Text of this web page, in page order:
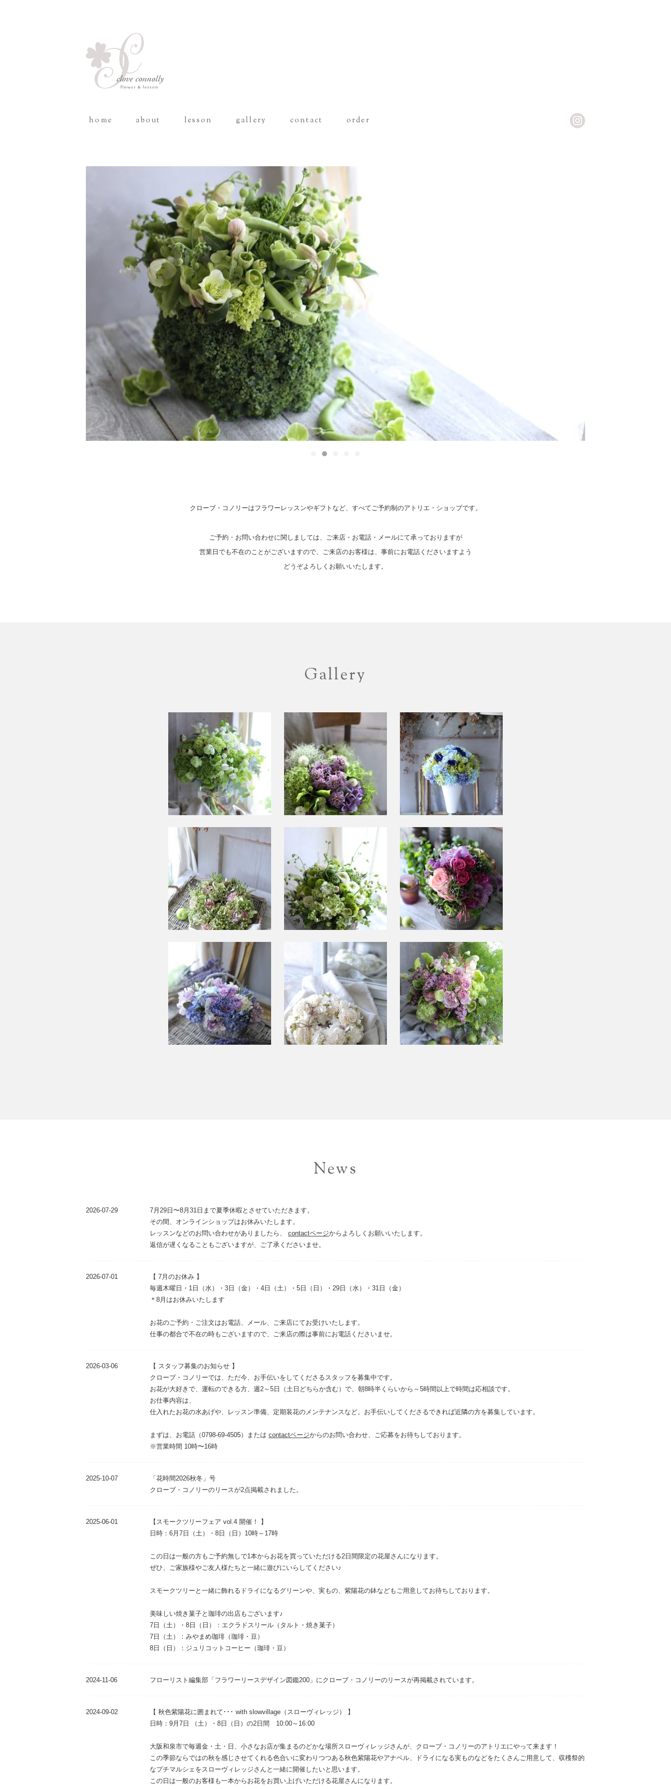
home about lesson gallery contact order
クローブ・コノリーはフラワーレッスンやギフトなど、すべてご予約制のアトリエ・ショップです。
ご予約・お問い合わせに関しましては、ご来店・お電話・メールにて承っておりますが
営業日でも不在のことがございますので、ご来店のお客様は、事前にお電話くださいますよう
どうぞよろしくお願いいたします。
Gallery
News
2026-07-29
7月29日〜8月31日まで夏季休暇とさせていただきます。
その間、オンラインショップはお休みいたします。
レッスンなどのお問い合わせがありましたら、 contactページからよろしくお願いいたします。
返信が遅くなることもございますが、ご了承くださいませ。
2026-07-01
【 7月のお休み 】
毎週木曜日・1日（水）・3日（金）・4日（土）・5日（日）・29日（水）・31日（金）
＊8月はお休みいたします
お花のご予約・ご注文はお電話、メール、ご来店にてお受けいたします。
仕事の都合で不在の時もございますので、ご来店の際は事前にお電話くださいませ。
2026-03-06
【 スタッフ募集のお知らせ 】
クローブ・コノリーでは、ただ今、お手伝いをしてくださるスタッフを募集中です。
お花が大好きで、運転のできる方、週2～5日（土日どちらか含む）で、朝8時半くらいから～5時間以上で時間は応相談です。
お仕事内容は、
仕入れたお花の水あげや、レッスン準備、定期装花のメンテナンスなど。お手伝いしてくださるできれば近隣の方を募集しています。
まずは、お電話（0798-69-4505）または contactページからのお問い合わせ、ご応募をお待ちしております。
※営業時間 10時〜16時
2025-10-07
「花時間2026秋冬」号
クローブ・コノリーのリースが2点掲載されました。
2025-06-01
【スモークツリーフェア vol.4 開催！ 】
日時：6月7日（土）・8日（日）10時～17時
この日は一般の方もご予約無しで1本からお花を買っていただける2日間限定の花屋さんになります。
ぜひ、ご家族様やご友人様たちと一緒に遊びにいらしてください♪
スモークツリーと一緒に飾れるドライになるグリーンや、実もの、紫陽花の鉢などもご用意してお待ちしております。
美味しい焼き菓子と珈琲の出店もございます♪
7日（土）・8日（日）：エクラドスリール（タルト・焼き菓子）
7日（土）：みやまめ珈琲（珈琲・豆）
8日（日）：ジュリコットコーヒー（珈琲・豆）
2024-11-06 フローリスト編集部「フラワーリースデザイン図鑑200」にクローブ・コノリーのリースが再掲載されています。
2024-09-02
【 秋色紫陽花に囲まれて･･･ with slowvillage（スローヴィレッジ） 】
日時：9月7日 （土）・8日（日）の2日間 10:00～16:00
大阪和泉市で毎週金・土・日、小さなお店が集まるのどかな場所スローヴィレッジさんが、クローブ・コノリーのアトリエにやって来ます！
この季節ならではの秋を感じさせてくれる色合いに変わりつつある秋色紫陽花やアナベル、ドライになる実ものなどをたくさんご用意して、収穫祭的
なプチマルシェをスローヴィレッジさんと一緒に開催したいと思います。
この日は一般のお客様も一本からお花をお買い上げいただける花屋さんになります。